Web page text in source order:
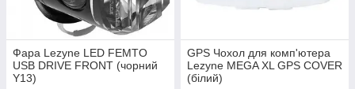
Фара Lezyne LED FEMTO
USB DRIVE FRONT (чорний
Y13)
GPS Чохол для комп'ютера
Lezyne MEGA XL GPS COVER
(білий)